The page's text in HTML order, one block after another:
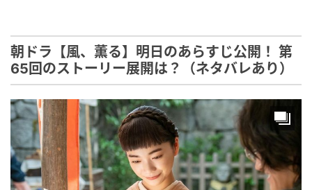
朝ドラ【風、薫る】明日のあらすじ公開！ 第
65回のストーリー展開は？（ネタバレあり）